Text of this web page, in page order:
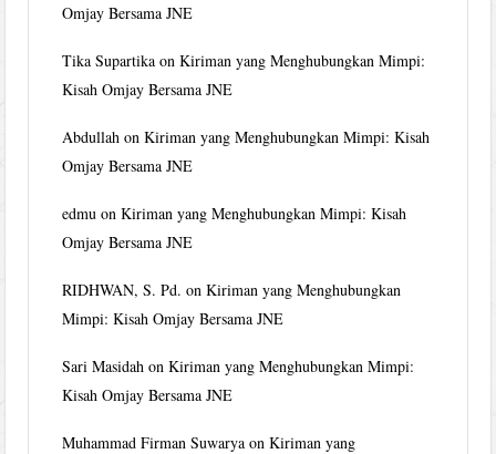
Omjay Bersama JNE
Tika Supartika onKiriman yang Menghubungkan Mimpi:
Kisah Omjay Bersama JNE
Abdullah onKiriman yang Menghubungkan Mimpi: Kisah
Omjay Bersama JNE
edmu onKiriman yang Menghubungkan Mimpi: Kisah
Omjay Bersama JNE
RIDHWAN, S. Pd. onKiriman yang Menghubungkan
Mimpi: Kisah Omjay Bersama JNE
Sari Masidah onKiriman yang Menghubungkan Mimpi:
Kisah Omjay Bersama JNE
Muhammad Firman Suwarya onKiriman yang